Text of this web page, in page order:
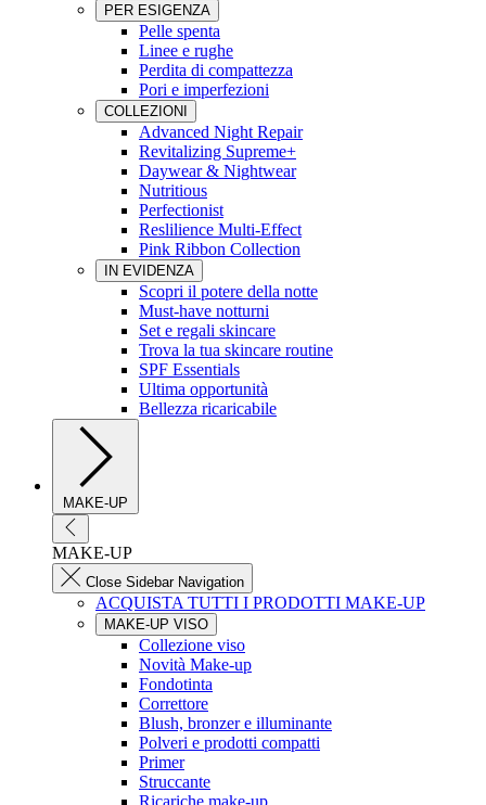
PER ESIGENZA
Pelle spenta
Linee e rughe
Perdita di compattezza
Pori e imperfezioni
COLLEZIONI
Advanced Night Repair
Revitalizing Supreme+
Daywear & Nightwear
Nutritious
Perfectionist
Reslilience Multi-Effect
Pink Ribbon Collection
IN EVIDENZA
Scopri il potere della notte
Must-have notturni
Set e regali skincare
Trova la tua skincare routine
SPF Essentials
Ultima opportunità
Bellezza ricaricabile
MAKE-UP
MAKE-UP
Close Sidebar Navigation
ACQUISTA TUTTI I PRODOTTI MAKE-UP
MAKE-UP VISO
Collezione viso
Novità Make-up
Fondotinta
Correttore
Blush, bronzer e illuminante
Polveri e prodotti compatti
Primer
Struccante